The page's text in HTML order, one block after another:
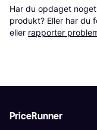
Har du opdaget
produkt? Eller har du
eller rapporter
PriceRunner